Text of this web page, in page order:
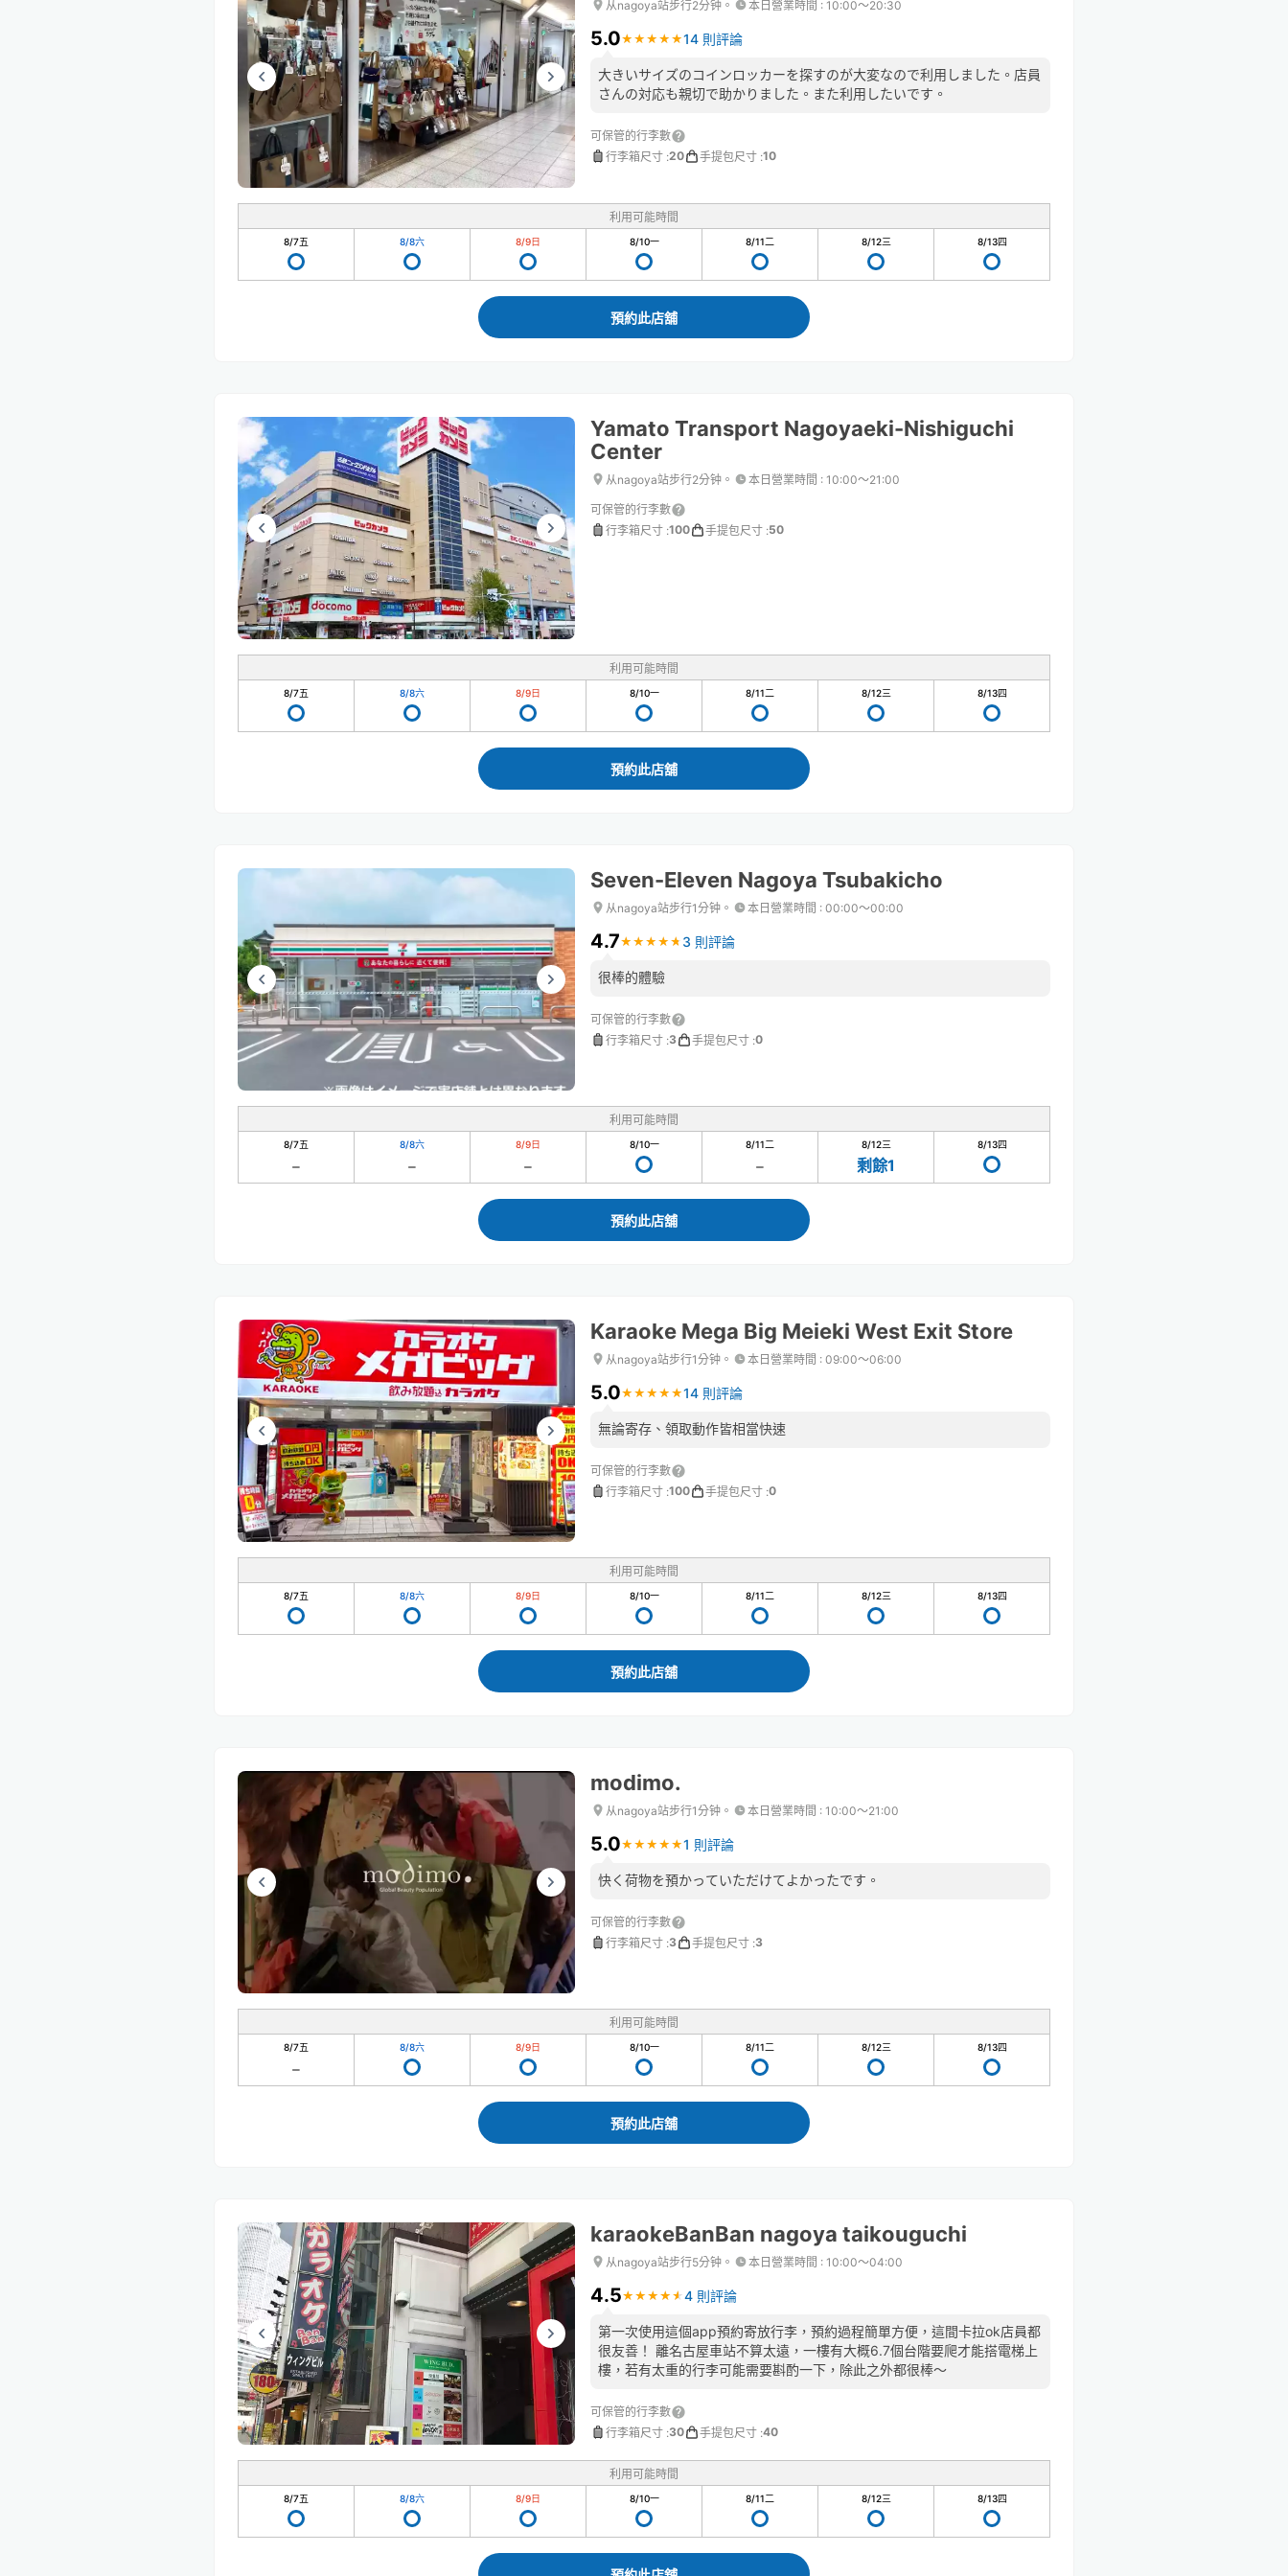
从nagoya站步行2分钟。 本日營業時間 : 10:00〜20:30
5.0★ ★ ★ ★ ★
★ ★ ★ ★ ★14 則評論
大きいサイズのコインロッカーを探すのが大変なので利用しました。店員
さんの対応も親切で助かりました。また利用したいです。
可保管的行李數
行李箱尺寸 :20 手提包尺寸 :10
利用可能時間
8/7五 8/8六 8/9日 8/10一 8/11二 8/12三 8/13四
預約此店舖
Yamato Transport Nagoyaeki-Nishiguchi
Center
从nagoya站步行2分钟。 本日營業時間 : 10:00〜21:00
可保管的行李數
行李箱尺寸 :100 手提包尺寸 :50
利用可能時間
8/7五 8/8六 8/9日 8/10一 8/11二 8/12三 8/13四
預約此店舖
Seven-Eleven Nagoya Tsubakicho
从nagoya站步行1分钟。 本日營業時間 : 00:00〜00:00
4.7★ ★ ★ ★ ★
★ ★ ★ ★ ★ 3 則評論
很棒的體驗
可保管的行李數
行李箱尺寸 :3 手提包尺寸 :0
利用可能時間
8/7五 8/8六 8/9日 8/10一 8/11二 8/12三
剩餘1
8/13四
預約此店舖
Karaoke Mega Big Meieki West Exit Store
从nagoya站步行1分钟。 本日營業時間 : 09:00〜06:00
5.0★ ★ ★ ★ ★
★ ★ ★ ★ ★14 則評論
無論寄存、領取動作皆相當快速
可保管的行李數
行李箱尺寸 :100 手提包尺寸 :0
利用可能時間
8/7五 8/8六 8/9日 8/10一 8/11二 8/12三 8/13四
預約此店舖
modimo.
从nagoya站步行1分钟。 本日營業時間 : 10:00〜21:00
5.0★ ★ ★ ★ ★
★ ★ ★ ★ ★1 則評論
快く荷物を預かっていただけてよかったです。
可保管的行李數
行李箱尺寸 :3 手提包尺寸 :3
利用可能時間
8/7五 8/8六 8/9日 8/10一 8/11二 8/12三 8/13四
預約此店舖
karaokeBanBan nagoya taikouguchi
从nagoya站步行5分钟。 本日營業時間 : 10:00〜04:00
4.5★ ★ ★ ★ ★
★ ★ ★ ★ ★ 4 則評論
第一次使用這個app預約寄放行李，預約過程簡單方便，這間卡拉ok店員都
很友善！ 離名古屋車站不算太遠，一樓有大概6.7個台階要爬才能搭電梯上
樓，若有太重的行李可能需要斟酌一下，除此之外都很棒～
可保管的行李數
行李箱尺寸 :30 手提包尺寸 :40
利用可能時間
8/7五 8/8六 8/9日 8/10一 8/11二 8/12三 8/13四